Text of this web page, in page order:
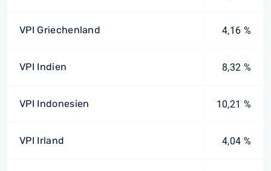
VPI Griechenland 4,16 %
VPI Indien 8,32 %
VPI Indonesien 10,21 %
VPI Irland 4,04 %